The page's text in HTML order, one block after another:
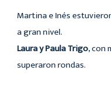
Martina e Inés
a gran nivel.
Laura y Paula Trigo, con
superaron rondas.